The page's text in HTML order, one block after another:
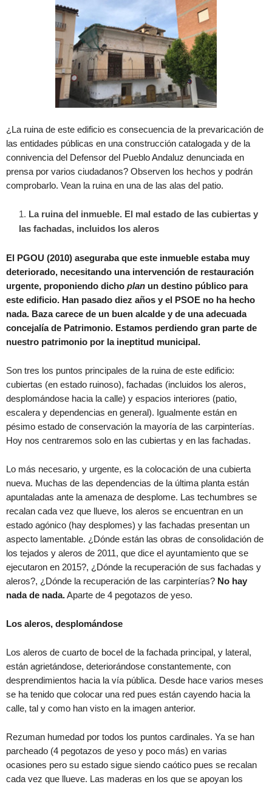
¿La ruina de este edificio es consecuencia de la prevaricación de
las entidades públicas en una construcción catalogada y de la
connivencia del Defensor del Pueblo Andaluz denunciada en
prensa por varios ciudadanos? Observen los hechos y podrán
comprobarlo. Vean la ruina en una de las alas del patio.
La ruina del inmueble. El mal estado de las cubiertas y
las fachadas, incluidos los aleros
El PGOU (2010) aseguraba que este inmueble estaba muy
deteriorado, necesitando una intervención de restauración
urgente, proponiendo dicho plan un destino público para
este edificio. Han pasado diez años y el PSOE no ha hecho
nada. Baza carece de un buen alcalde y de una adecuada
concejalía de Patrimonio. Estamos perdiendo gran parte de
nuestro patrimonio por la ineptitud municipal.
Son tres los puntos principales de la ruina de este edificio:
cubiertas (en estado ruinoso), fachadas (incluidos los aleros,
desplomándose hacia la calle) y espacios interiores (patio,
escalera y dependencias en general). Igualmente están en
pésimo estado de conservación la mayoría de las carpinterías.
Hoy nos centraremos solo en las cubiertas y en las fachadas.
Lo más necesario, y urgente, es la colocación de una cubierta
nueva. Muchas de las dependencias de la última planta están
apuntaladas ante la amenaza de desplome. Las techumbres se
recalan cada vez que llueve, los aleros se encuentran en un
estado agónico (hay desplomes) y las fachadas presentan un
aspecto lamentable. ¿Dónde están las obras de consolidación de
los tejados y aleros de 2011, que dice el ayuntamiento que se
ejecutaron en 2015?, ¿Dónde la recuperación de sus fachadas y
aleros?, ¿Dónde la recuperación de las carpinterías? No hay
nada de nada.Aparte de 4 pegotazos de yeso.
Los aleros, desplomándose
Los aleros de cuarto de bocel de la fachada principal, y lateral,
están agrietándose, deteriorándose constantemente, con
desprendimientos hacia la vía pública. Desde hace varios meses
se ha tenido que colocar una red pues están cayendo hacia la
calle, tal y como han visto en la imagen anterior.
Rezuman humedad por todos los puntos cardinales. Ya se han
parcheado (4 pegotazos de yeso y poco más) en varias
ocasiones pero su estado sigue siendo caótico pues se recalan
cada vez que llueve. Las maderas en los que se apoyan los